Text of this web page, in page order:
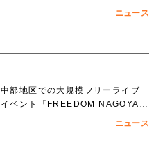
ニュース
中部地区での大規模フリーライブ
イベント「FREEDOM NAGOYA 2
ニュース